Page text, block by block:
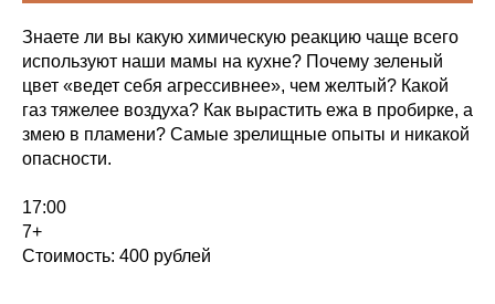
Знаете ли вы какую химическую реакцию чаще всего
используют наши мамы на кухне? Почему зеленый
цвет «ведет себя агрессивнее», чем желтый? Какой
газ тяжелее воздуха? Как вырастить ежа в пробирке, а
змею в пламени? Самые зрелищные опыты и никакой
опасности.
17:00
7+
Стоимость: 400 рублей